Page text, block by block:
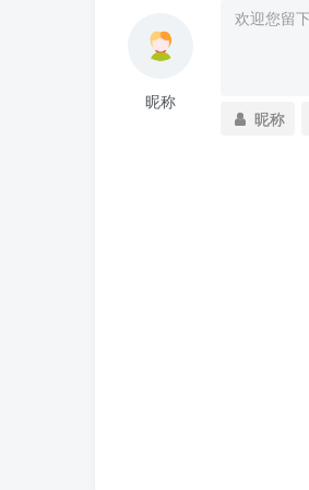
昵称
昵称